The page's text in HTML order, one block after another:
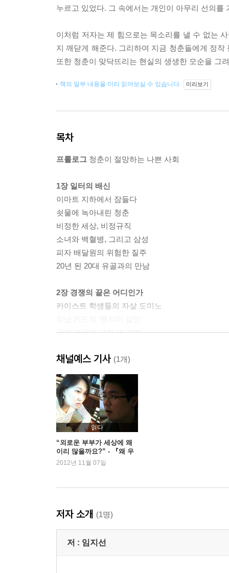
누르고 있었다. 그 속에서는 개인이 아무리 선의
이처럼 저자는 제 힘으로는 목소리를 낼 수 없는
지 깨닫게 해준다. 그리하여 지금 청춘들에게 정작
또한 청춘이 맞닥뜨리는 현실의 생생한 모순을 그
책의 일부 내용을 미리 읽어보실 수 있습니다. 미리보기
목차
프롤로그 청춘이 절망하는 나쁜 사회
1장 일터의 배신
이마트 지하에서 잠들다
쇳물에 녹아내린 청춘
비정한 세상, 비정규직
소녀와 백혈병, 그리고 삼성
피자 배달원의 위험한 질주
20년 된 20대 유골과의 만남
2장 경쟁의 끝은 어디인가
카이스트 학생들의 자살 도미노
공부 감옥에 갇힌 세 자매
영구임대아파트의 회색빛 꿈
가난한 명문대생의 눈물
대출 사기단에 걸려 가짜 결혼한 청춘
3장 당신도 여자라면
회사가 나를 성희롱했다
그놈 목소리, 콜센터는 우울하다
유리방에 갇힌 영혼
캄보디아 신부의 남편 탈출
4장 그리고 사건은 계속된다
만삭의 의사부인 사망사건
온라인 논객의 죽음
채널예스 기사 (1개)
읽다
“외로운 부부가 세상에 왜
이리 많을까요?” - 『왜 우
리는 혼자가 되었나?』이정
2012년 11월 07일
저자 소개 (1명)
저 : 임지선